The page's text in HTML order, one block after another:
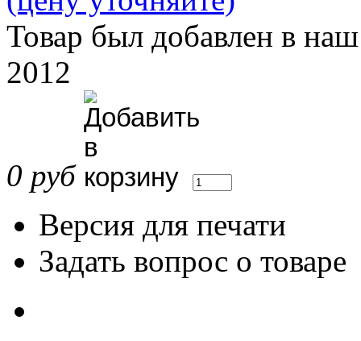
Товар был добавлен в
2012
0 руб
Версия для печати
Задать вопрос о товаре